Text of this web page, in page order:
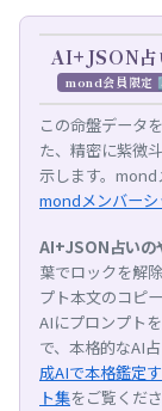
AI+JSON占
mond会員限
この命盤データ
た、精密に紫微
示します。mond
mondメンバーシ
AI+JSON占いの
葉でロックを解
プト本文のコピ
AIにプロンプト
で、本格的なAI
成AIで本格鑑定
ト集をご覧くださ